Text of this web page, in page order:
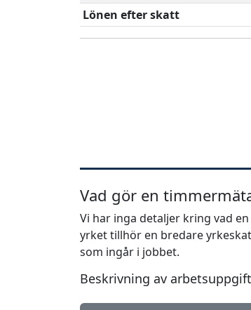
Lönen efter skatt
Vad gör en
Vi har inga detaljer kring vad
yrket tillhör en bredare
som ingår i jobbet.
Beskrivning av